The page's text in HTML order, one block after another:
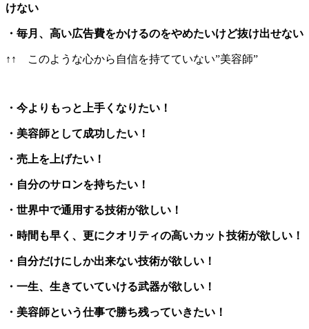
けない
・毎月、高い広告費をかけるのをやめたいけど抜け出せない
↑↑ このような心から自信を持てていない”美容師”
・今よりもっと上手くなりたい！
・美容師として成功したい！
・売上を上げたい！
・自分のサロンを持ちたい！
・世界中で通用する技術が欲しい！
・時間も早く、更にクオリティの高いカット技術が欲しい！
・自分だけにしか出来ない技術が欲しい！
・一生、生きていていける武器が欲しい！
・美容師という仕事で勝ち残っていきたい！